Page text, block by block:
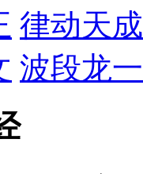
律动天成
波段龙一